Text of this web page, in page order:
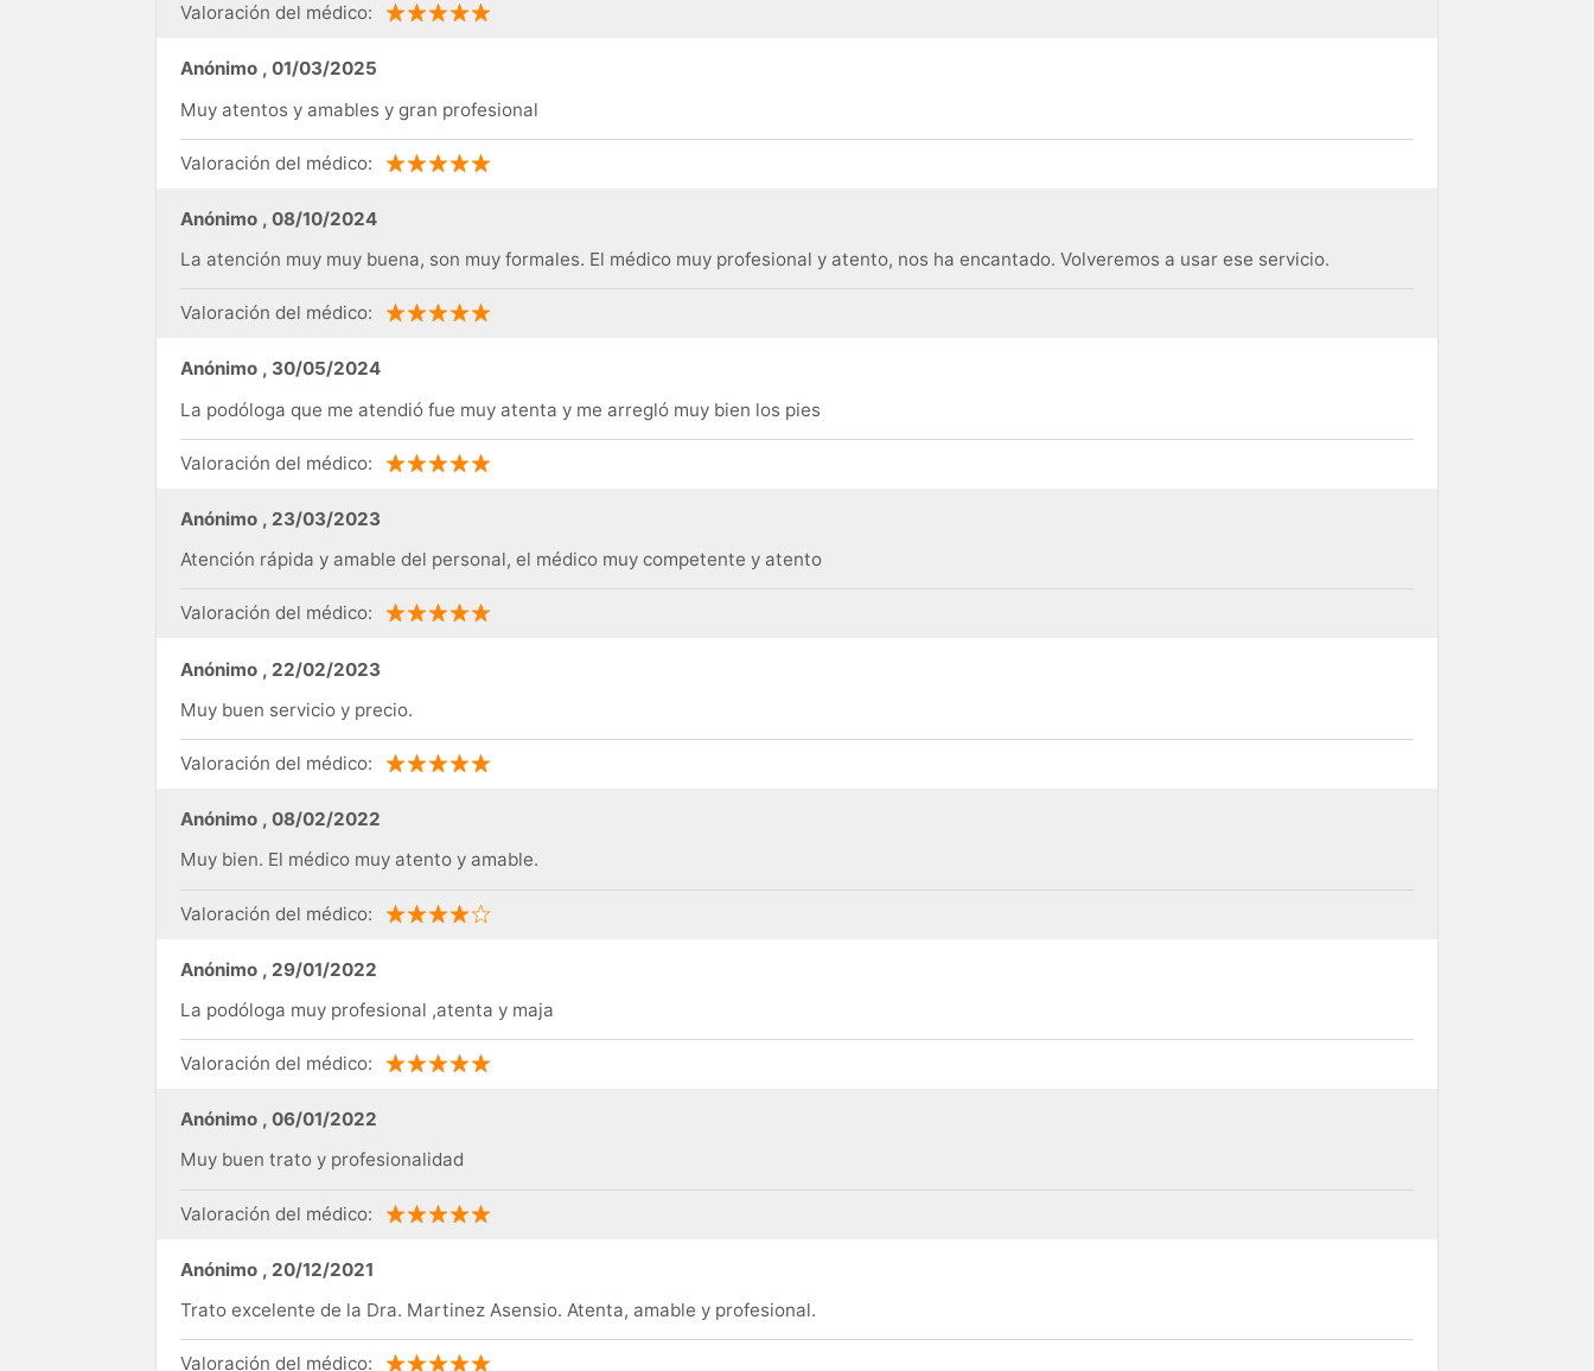
Valoración del médico:
Anónimo , 01/03/2025
Muy atentos y amables y gran profesional
Valoración del médico:
Anónimo , 08/10/2024
La atención muy muy buena, son muy formales. El médico muy profesional y atento, nos ha encantado. Volveremos a usar ese servicio.
Valoración del médico:
Anónimo , 30/05/2024
La podóloga que me atendió fue muy atenta y me arregló muy bien los pies
Valoración del médico:
Anónimo , 23/03/2023
Atención rápida y amable del personal, el médico muy competente y atento
Valoración del médico:
Anónimo , 22/02/2023
Muy buen servicio y precio.
Valoración del médico:
Anónimo , 08/02/2022
Muy bien. El médico muy atento y amable.
Valoración del médico:
Anónimo , 29/01/2022
La podóloga muy profesional ,atenta y maja
Valoración del médico:
Anónimo , 06/01/2022
Muy buen trato y profesionalidad
Valoración del médico:
Anónimo , 20/12/2021
Trato excelente de la Dra. Martinez Asensio. Atenta, amable y profesional.
Valoración del médico: